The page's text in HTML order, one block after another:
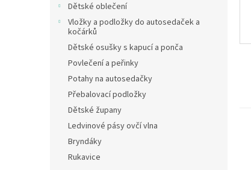
Dětské oblečení
Vložky a podložky do autosedaček a
kočárků
Dětské osušky s kapucí a ponča
Povlečení a peřinky
Potahy na autosedačky
Přebalovací podložky
Dětské župany
Ledvinové pásy ovčí vlna
Bryndáky
Rukavice